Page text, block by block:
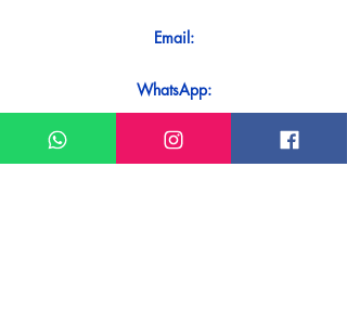
Email:
WhatsApp:
Mensagem: